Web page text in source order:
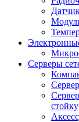
Серверы
стойку